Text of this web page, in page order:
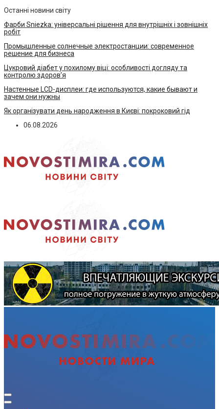
Останні новини світу
Фарби Sniezka: універсальні рішення для внутрішніх і зовнішніх
робіт
Промышленные солнечные электростанции: современное
решение для бизнеса
Цукровий діабет у похилому віці: особливості догляду та
контролю здоров’я
Настенные LCD-дисплеи: где используются, какие бывают и
зачем они нужны
Як організувати день народження в Києві: покроковий гід
06.08.2026